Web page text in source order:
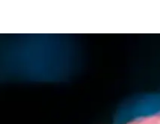
Trendleri ve Stil
ve şıklığı bir arada sunuyor.
ve Şık Yaz Plaj